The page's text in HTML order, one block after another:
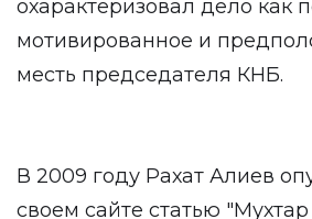
охарактеризовал дело как
мотивированное и
месть председателя КНБ.
В 2009 году Рахат Алиев
своем сайте статью